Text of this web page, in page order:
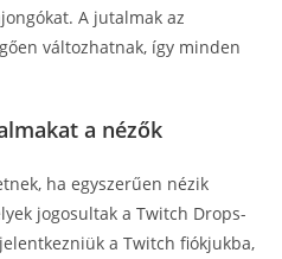
A jutalmak az
változhatnak, így minden
a nézők
ha egyszerűen nézik
jogosultak a Twitch Drops-
a Twitch fiókjukba,